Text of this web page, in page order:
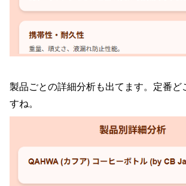
製品ごとの詳細分析も出てます。定番ど
すね。